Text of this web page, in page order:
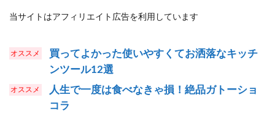
当サイトはアフィリエイト広告を利用しています
買ってよかった使いやすくてお洒落なキッチ
ンツール12選
人生で一度は食べなきゃ損！絶品ガトーショ
コラ